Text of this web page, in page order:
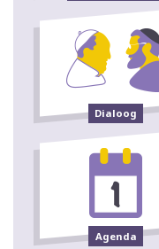
Dialoog
Agenda